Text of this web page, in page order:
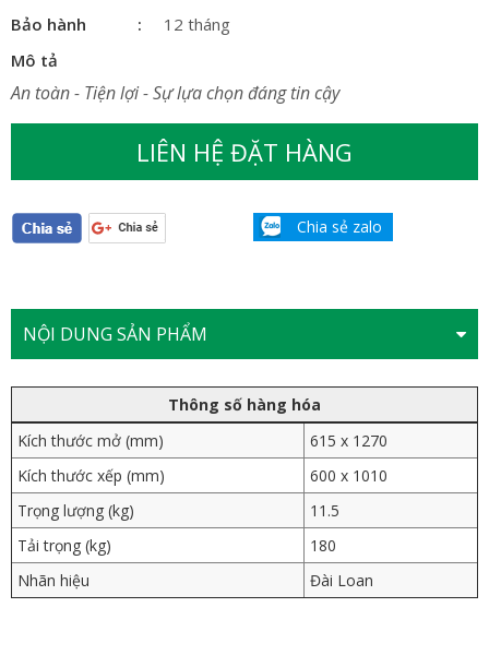
Bảo hành
12 tháng
Mô tả
An toàn - Tiện lợi - Sự lựa chọn đáng tin cậy
LIÊN HỆ ĐẶT HÀNG
Chia sẻ zalo
NỘI DUNG SẢN PHẨM
Thông số hàng hóa
Kích thước mở (mm)
615 x 1270
Kích thước xếp (mm)
600 x 1010
Trọng lượng (kg)
11.5
Tải trọng (kg)
180
Nhãn hiệu
Đài Loan